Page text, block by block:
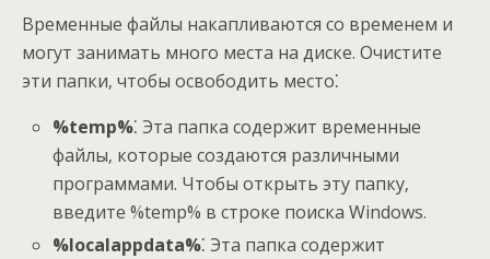
Временные файлы накапливаются со временем и
могут занимать много места на диске. Очистите
эти папки‚ чтобы освободить место⁚
%temp%⁚ Эта папка содержит временные
файлы‚ которые создаются различными
программами. Чтобы открыть эту папку‚
введите %temp% в строке поиска Windows.
%localappdata%⁚ Эта папка содержит